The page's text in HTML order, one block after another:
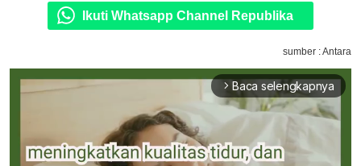
Ikuti Whatsapp Channel Republika
sumber : Antara
arrow_forward_ios Baca selengkapnya